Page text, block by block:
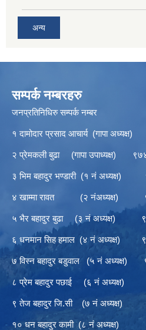
अन्य
सम्पर्क नम्बरहरु
जनप्रतिनिधिरु सम्पर्क नम्बर
१ दामोदार प्रसाद आचार्य (गापा
२ प्रेमकली बुढा (गापा उपाध्यक्ष)
३ भिम बहादुर भण्डारी (१ नं
४ खाम्मा रावत (२ नंअध्यक्ष)
५ भैर बहादुर बुढा (३ नं अध्यक्ष)
६ धनमान सिह हमाल (४ नं अध्यक्ष)
७ विस्न बहादुर बडुवाल (५ नं
८ प्रेम बहादुर पछाई (६ नं
९ तेज बहादुर जि.सी (७ नं अध्यक्ष)
१० धन बहादुर कामी (८ नं